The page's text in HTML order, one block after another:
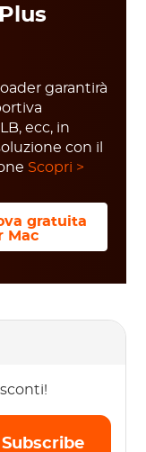
garantirà
ecc, in
con il
Scopri >
gratuita
Mac
Subscribe